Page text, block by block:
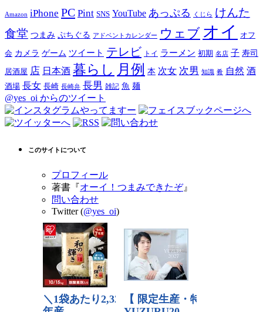
Amazon iPhone PC Pint SNS YouTube あっぷる くじら けんた
食堂 つまみ ぷちぐる アドベントカレンダー ウェブ オイ オフ
会 カメラ ゲーム ツイート テレビ トイ ラーメン 初期 名店 子 寿司
居酒屋 店 日本酒 暮らし 月例 本 次女 次男 知識 肴 自然 酒
酒場 長女 長崎 長崎弁 長男 雑記 魚 麺
@yes_oi からのツイート
このサイトについて
プロフィール
著書『オーイ！つまみできたぞ』
問い合わせ
Twitter (@yes_oi)